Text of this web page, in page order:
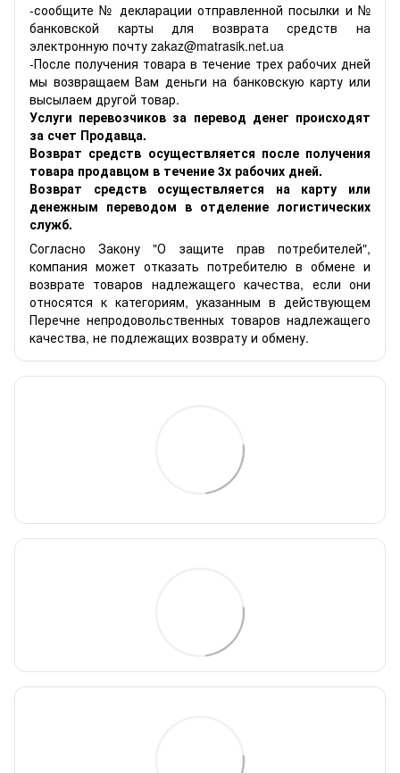
-сообщите № декларации отправленной посылки и №
банковской карты для возврата средств на
электронную почту zakaz@matrasik.net.ua
-После получения товара в течение трех рабочих дней
мы возвращаем Вам деньги на банковскую карту или
высылаем другой товар.
Услуги перевозчиков за перевод денег происходят
за счет Продавца.
Возврат средств осуществляется после получения
товара продавцом в течение 3х рабочих дней.
Возврат средств осуществляется на карту или
денежным переводом в отделение логистических
служб.
Согласно Закону "О защите прав потребителей",
компания может отказать потребителю в обмене и
возврате товаров надлежащего качества, если они
относятся к категориям, указанным в действующем
Перечне непродовольственных товаров надлежащего
качества, не подлежащих возврату и обмену.